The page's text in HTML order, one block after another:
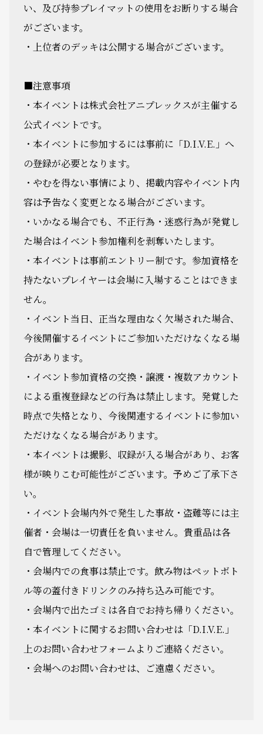
い、及び持参プレイマットの使用をお断りする場合
がございます。
・上位者のデッキは公開する場合がございます。
■注意事項
・本イベントは株式会社アニプレックスが主催する
公式イベントです。
・本イベントに参加するには事前に「D.I.V.E.」へ
の登録が必要となります。
・やむを得ない事情により、掲載内容やイベント内
容は予告なく変更となる場合がございます。
・いかなる場合でも、不正行為・迷惑行為が発覚し
た場合はイベント参加権利を剥奪いたします。
・本イベントは事前エントリー制です。参加資格を
持たないプレイヤーは会場に入場することはできま
せん。
・イベント当日、正当な理由なく欠場された場合、
今後開催するイベントにご参加いただけなくなる場
合があります。
・イベント参加資格の交換・譲渡・複数アカウント
による重複登録などの行為は禁止します。発覚した
時点で失格となり、今後関連するイベントに参加い
ただけなくなる場合があります。
・本イベントは撮影、収録が入る場合があり、お客
様が映りこむ可能性がございます。予めご了承下さ
い。
・イベント会場内外で発生した事故・盗難等には主
催者・会場は一切責任を負いません。貴重品は各
自で管理してください。
・会場内での食事は禁止です。飲み物はペットボト
ル等の蓋付きドリンクのみ持ち込み可能です。
・会場内で出たゴミは各自でお持ち帰りください。
・本イベントに関するお問い合わせは「D.I.V.E.」
上のお問い合わせフォームよりご連絡ください。
・会場へのお問い合わせは、ご遠慮ください。